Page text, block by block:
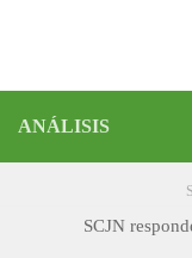
ANÁLISIS
SCJN